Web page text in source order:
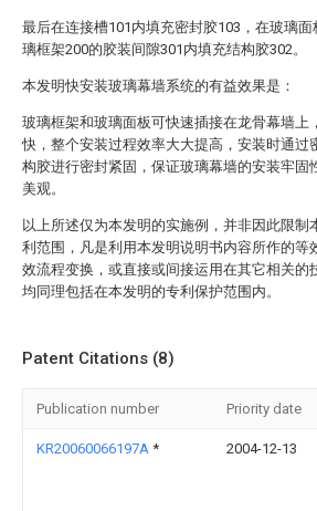
最后在连接槽101内填充密封胶103，在玻璃面
璃框架200的胶装间隙301内填充结构胶302。
本发明快安装玻璃幕墙系统的有益效果是：
玻璃框架和玻璃面板可快速插接在龙骨幕墙上
快，整个安装过程效率大大提高，安装时通过
构胶进行密封紧固，保证玻璃幕墙的安装牢固
美观。
以上所述仅为本发明的实施例，并非因此限制
利范围，凡是利用本发明说明书内容所作的等
效流程变换，或直接或间接运用在其它相关的
均同理包括在本发明的专利保护范围内。
Patent Citations (8)
Publication number Priority date
KR20060066197A * 2004-12-13